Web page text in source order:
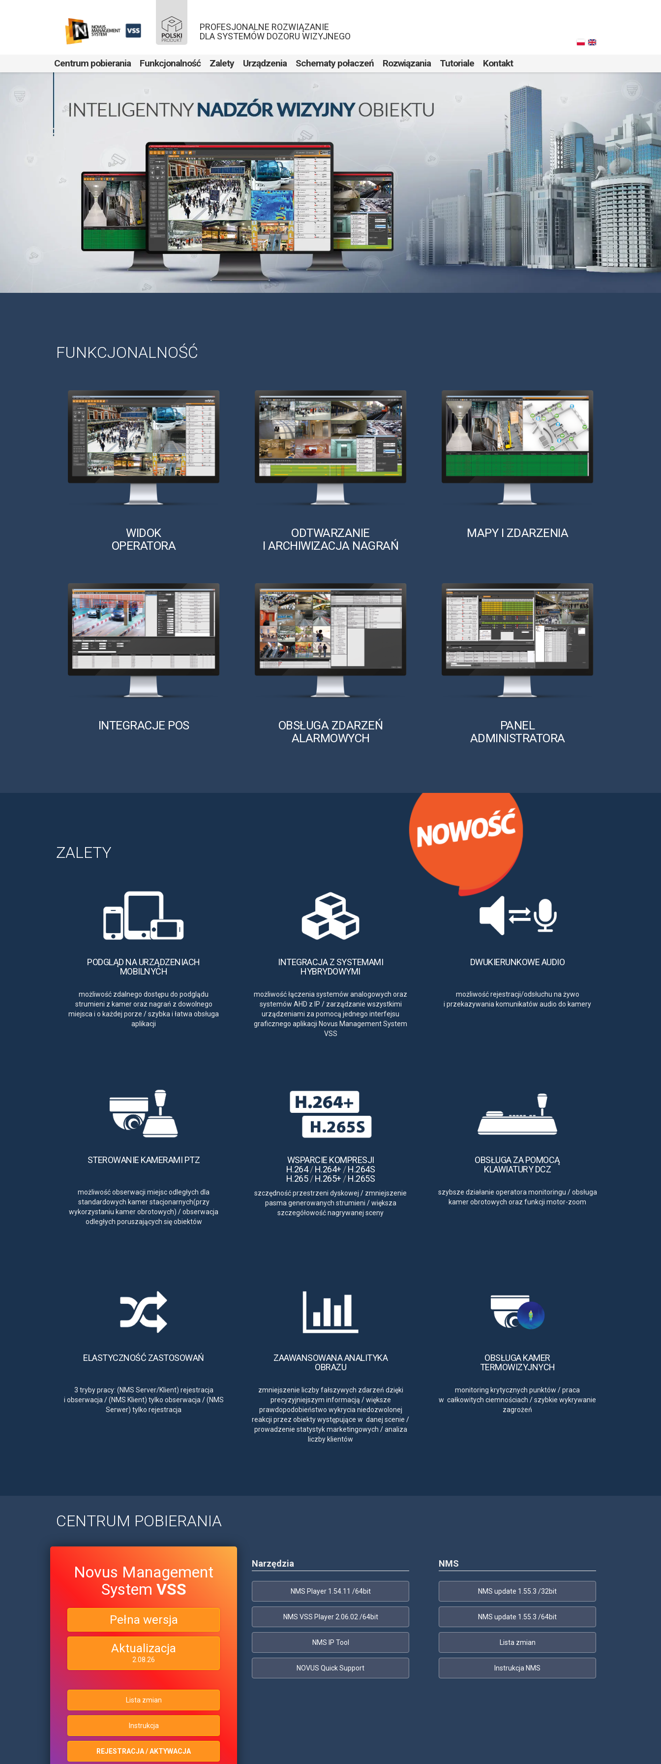
PROFESJONALNE ROZWIĄZANIE
DLA SYSTEMÓW DOZORU WIZYJNEGO
Centrum pobierania Funkcjonalność Zalety Urządzenia Schematy połaczeń Rozwiązania Tutoriale Kontakt
FUNKCJONALNOŚĆ
WIDOK
OPERATORA
ODTWARZANIE
I ARCHIWIZACJA NAGRAŃ
MAPY I ZDARZENIA
INTEGRACJE POS
OBSŁUGA ZDARZEŃ
ALARMOWYCH
PANEL
ADMINISTRATORA
ZALETY
PODGLĄD NA URZĄDZENIACH
MOBILNYCH
możliwość zdalnego dostępu do podglądu
strumieni z kamer oraz nagrań z dowolnego
miejsca i o każdej porze /szybka i łatwa obsługa
aplikacji
INTEGRACJA Z SYSTEMAMI
HYBRYDOWYMI
możliwość łączenia systemów analogowych oraz
systemów AHD z IP / zarządzanie wszystkimi
urządzeniami za pomocą jednego interfejsu
graficznego aplikacji Novus Management System
VSS
DWUKIERUNKOWE AUDIO
możliwość rejestracji/odsłuchu na żywo
i przekazywania komunikatów audio do kamery
STEROWANIE KAMERAMI PTZ
możliwość obserwacji miejsc odległych dla
standardowych kamer stacjonarnych(przy
wykorzystaniu kamer obrotowych) /obserwacja
odległych poruszających się obiektów
WSPARCIE KOMPRESJI
H.264/H.264+ /H.264S
H.265/H.265+ /H.265S
szczędność przestrzeni dyskowej / zmniejszenie
pasma generowanych strumieni /większa
szczegółowość nagrywanej sceny
OBSŁUGA ZA POMOCĄ
KLAWIATURY DCZ
szybsze działanie operatora monitoringu /obsługa
kamer obrotowych oraz funkcji motor-zoom
ELASTYCZNOŚĆ ZASTOSOWAŃ
3 tryby pracy: (NMS Server/Klient) rejestracja
i obserwacja /(NMS Klient) tylko obserwacja /(NMS
Serwer) tylko rejestracja
ZAAWANSOWANA ANALITYKA
OBRAZU
zmniejszenie liczby fałszywych zdarzeń dzięki
precyzyjniejszym informacją /większe
prawdopodobieństwo wykrycia niedozwolonej
reakcji przez obiekty występujące w danej scenie /
prowadzenie statystyk marketingowych /analiza
liczby klientów
OBSŁUGA KAMER
TERMOWIZYJNYCH
monitoring krytycznych punktów /praca
w całkowitych ciemnościach /szybkie wykrywanie
zagrożeń
CENTRUM POBIERANIA
Novus Management
System VSS
Pełna wersja
Aktualizacja
2.08.26
Lista zmian
Instrukcja
REJESTRACJA / AKTYWACJA
Narzędzia
NMS Player 1.54.11 /64bit
NMS VSS Player 2.06.02 /64bit
NMS IP Tool
NOVUS Quick Support
NMS
NMS update 1.55.3 /32bit
NMS update 1.55.3 /64bit
Lista zmian
Instrukcja NMS